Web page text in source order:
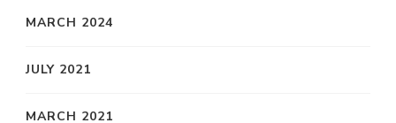
MARCH 2024
JULY 2021
MARCH 2021